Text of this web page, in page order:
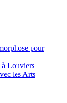
pour
à Louviers
les Arts